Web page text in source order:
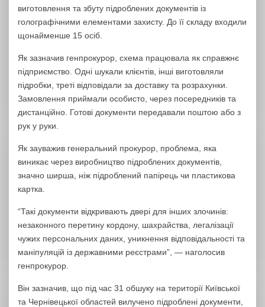
виготовлення та збуту підроблених документів із
голографічними елементами захисту. До її складу входили
щонайменше 15 осіб.
Як зазначив генпрокурор, схема працювала як справжнє
підприємство. Одні шукали клієнтів, інші виготовляли
підробки, треті відповідали за доставку та розрахунки.
Замовлення приймали особисто, через посередників та
дистанційно. Готові документи передавали поштою або з
рук у руки.
Як зауважив генеральний прокурор, проблема, яка
виникає через виробництво підроблених документів,
значно ширша, ніж підроблений папірець чи пластикова
картка.
“Такі документи відкривають двері для інших злочинів:
незаконного перетину кордону, шахрайства, легалізації
чужих персональних даних, уникнення відповідальності та
маніпуляцій із державними реєстрами”, — наголосив
генпрокурор.
Він зазначив, що під час 31 обшуку на території Київської
та Чернівецької областей вилучено підроблені документи,